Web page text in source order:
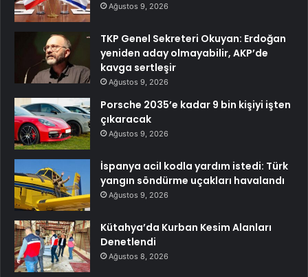
Ağustos 9, 2026
TKP Genel Sekreteri Okuyan: Erdoğan
yeniden aday olmayabilir, AKP’de
kavga sertleşir
Ağustos 9, 2026
Porsche 2035’e kadar 9 bin kişiyi işten
çıkaracak
Ağustos 9, 2026
İspanya acil kodla yardım istedi: Türk
yangın söndürme uçakları havalandı
Ağustos 9, 2026
Kütahya’da Kurban Kesim Alanları
Denetlendi
Ağustos 8, 2026